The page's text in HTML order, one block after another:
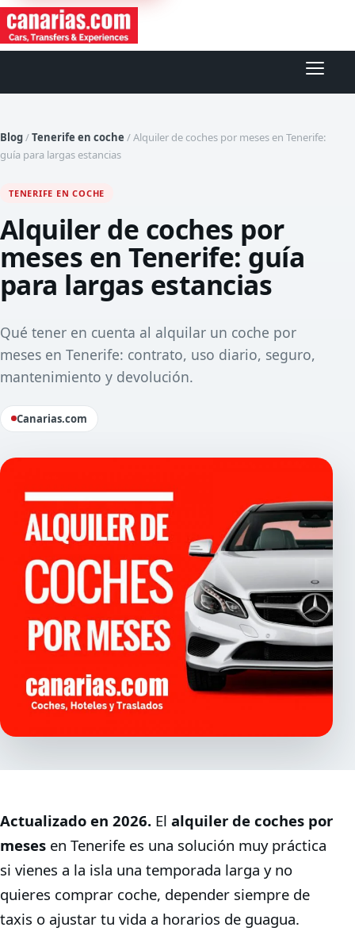
Abrir
Blog/Tenerife en coche /Alquiler de coches por meses en Tenerife:
guía para largas estancias
TENERIFE EN COCHE
Alquiler de coches por
meses en Tenerife: guía
para largas estancias
Qué tener en cuenta al alquilar un coche por
meses en Tenerife: contrato, uso diario, seguro,
mantenimiento y devolución.
Canarias.com
Actualizado en 2026. El alquiler de coches por
meses en Tenerife es una solución muy práctica
si vienes a la isla una temporada larga y no
quieres comprar coche, depender siempre de
taxis o ajustar tu vida a horarios de guagua.